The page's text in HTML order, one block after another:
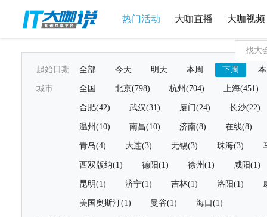
热门活动 大咖直播 大咖视频
起始日期 全部 今天 明天 本周 下周
城市 全国 北京(798) 杭州(704) 上海(451)
合肥(42) 武汉(31) 厦门(24) 长沙(22)
温州(10) 南昌(10) 济南(8) 在线(8)
青岛(4) 大连(3) 无锡(3) 珠海(3)
西双版纳(1) 德阳(1) 徐州(1) 咸阳(1)
昆明(1) 济宁(1) 吉林(1) 洛阳(1)
美国奥斯汀(1) 曼谷(1) 海口(1)